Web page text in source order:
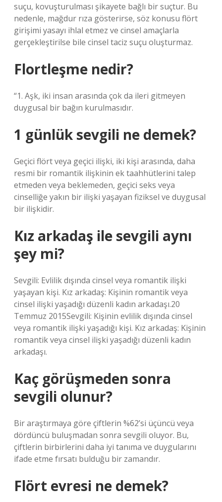
suçu, kovuşturulması şikayete bağlı bir suçtur. Bu
nedenle, mağdur rıza gösterirse, söz konusu flört
girişimi yasayı ihlal etmez ve cinsel amaçlarla
gerçekleştirilse bile cinsel taciz suçu oluşturmaz.
Flortleşme nedir?
“1. Aşk, iki insan arasında çok da ileri gitmeyen
duygusal bir bağın kurulmasıdır.
1 günlük sevgili ne demek?
Geçici flört veya geçici ilişki, iki kişi arasında, daha
resmi bir romantik ilişkinin ek taahhütlerini talep
etmeden veya beklemeden, geçici seks veya
cinselliğe yakın bir ilişki yaşayan fiziksel ve duygusal
bir ilişkidir.
Kız arkadaş ile sevgili aynı
şey mi?
Sevgili: Evlilik dışında cinsel veya romantik ilişki
yaşayan kişi. Kız arkadaş: Kişinin romantik veya
cinsel ilişki yaşadığı düzenli kadın arkadaşı.20
Temmuz 2015Sevgili: Kişinin evlilik dışında cinsel
veya romantik ilişki yaşadığı kişi. Kız arkadaş: Kişinin
romantik veya cinsel ilişki yaşadığı düzenli kadın
arkadaşı.
Kaç görüşmeden sonra
sevgili olunur?
Bir araştırmaya göre çiftlerin %62’si üçüncü veya
dördüncü buluşmadan sonra sevgili oluyor. Bu,
çiftlerin birbirlerini daha iyi tanıma ve duygularını
ifade etme fırsatı bulduğu bir zamandır.
Flört evresi ne demek?